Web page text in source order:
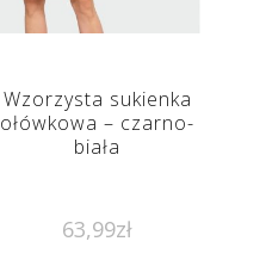
Wzorzysta sukienka
ołówkowa – czarno-
biała
63,99zł